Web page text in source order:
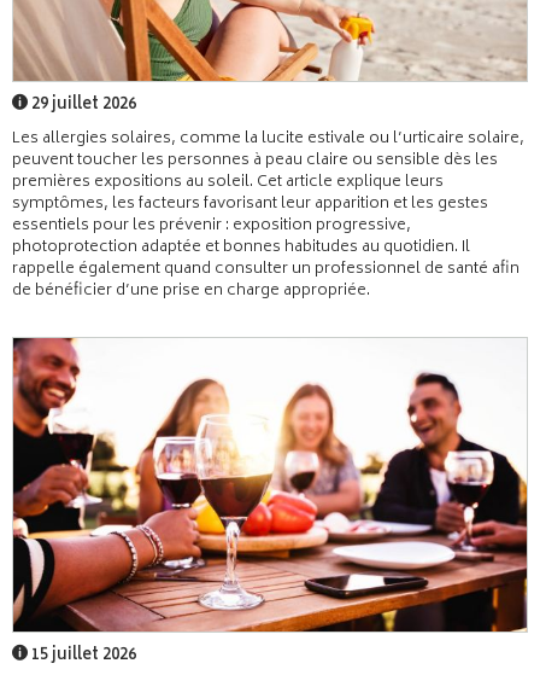
29 juillet 2026
Les allergies solaires, comme la lucite estivale ou l’urticaire solaire,
peuvent toucher les personnes à peau claire ou sensible dès les
premières expositions au soleil. Cet article explique leurs
symptômes, les facteurs favorisant leur apparition et les gestes
essentiels pour les prévenir : exposition progressive,
photoprotection adaptée et bonnes habitudes au quotidien. Il
rappelle également quand consulter un professionnel de santé afin
de bénéficier d’une prise en charge appropriée.
15 juillet 2026